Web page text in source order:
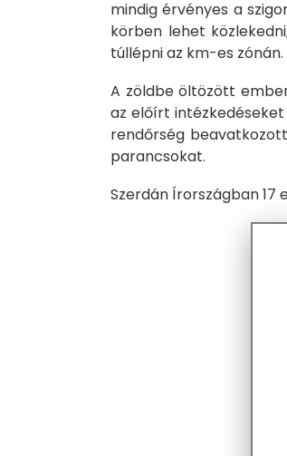
mindig érvényes a
körben lehet
túllépni az km-es zónán.
A zöldbe öltözött
az előírt
rendőrség
parancsokat.
Szerdán Írországban